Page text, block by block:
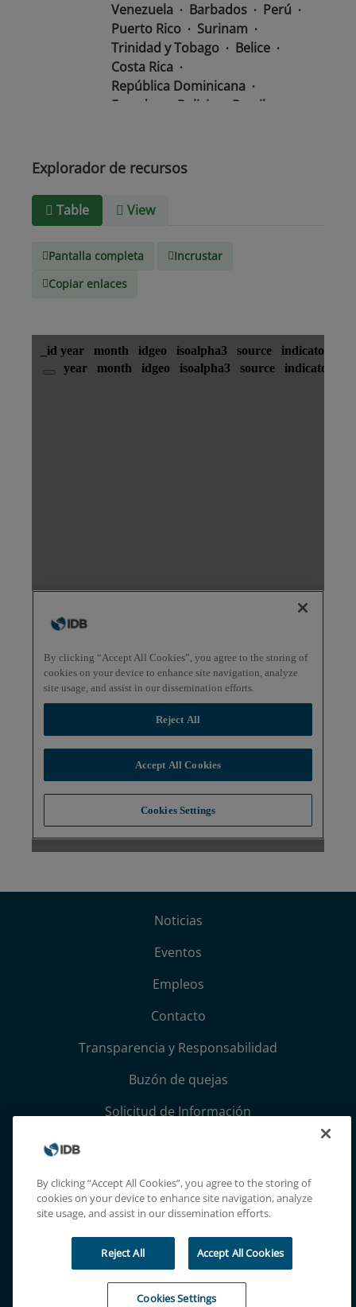
Venezuela
Barbados
Perú
Puerto Rico
Surinam
Trinidad y Tobago
Belice
Costa Rica
República Dominicana
Ecuador
Bolivia
Brasil
Guatemala
Tipo de
text/csv
Explorador de recursos
Table View
Pantalla completa
Incrustar
Copiar enlaces
Noticias
Eventos
Empleos
Contacto
Transparencia y Responsabilidad
Buzón de quejas
Solicitud de Información
Términos, condiciones y aviso de privacidad
Extranet
By clicking “Accept All Cookies”, you agree to the storing of
cookies on your device to enhance site navigation, analyze
site usage, and assist in our dissemination efforts.
Reject All Accept All Cookies
Cookies Settings